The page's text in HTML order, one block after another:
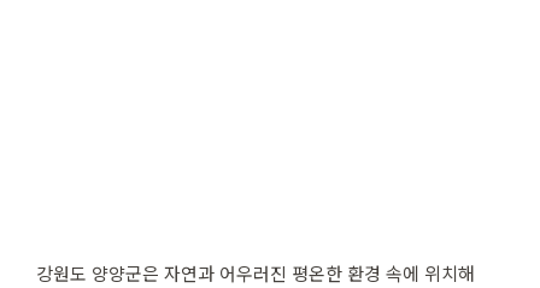
강원도 양양군은 자연과 어우러진 평온한 환경 속에 위치해